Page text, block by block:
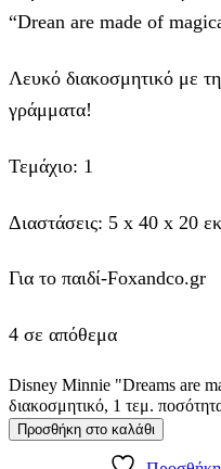
“Drean are made of
Λευκό διακοσμητικό με
γράμματα!
Τεμάχιο: 1
Διαστάσεις: 5 x 40 x 20
Για το παιδί-Foxandco.gr
4 σε απόθεμα
Disney Minnie "Dreams are
διακοσμητικό, 1 τεμ.
Προσθήκη στο καλάθι